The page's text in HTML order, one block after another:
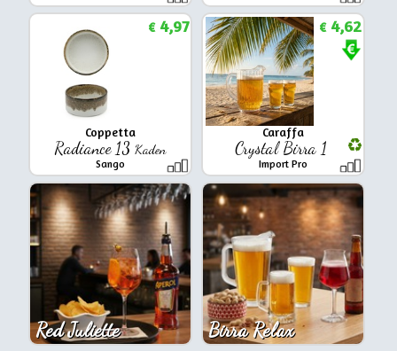
Coppetta
Radiance 13 Kaden
Sango
€4,97
Caraffa
Crystal Birra 1
Import Pro
€4,62
Red Juliette Birra Relax